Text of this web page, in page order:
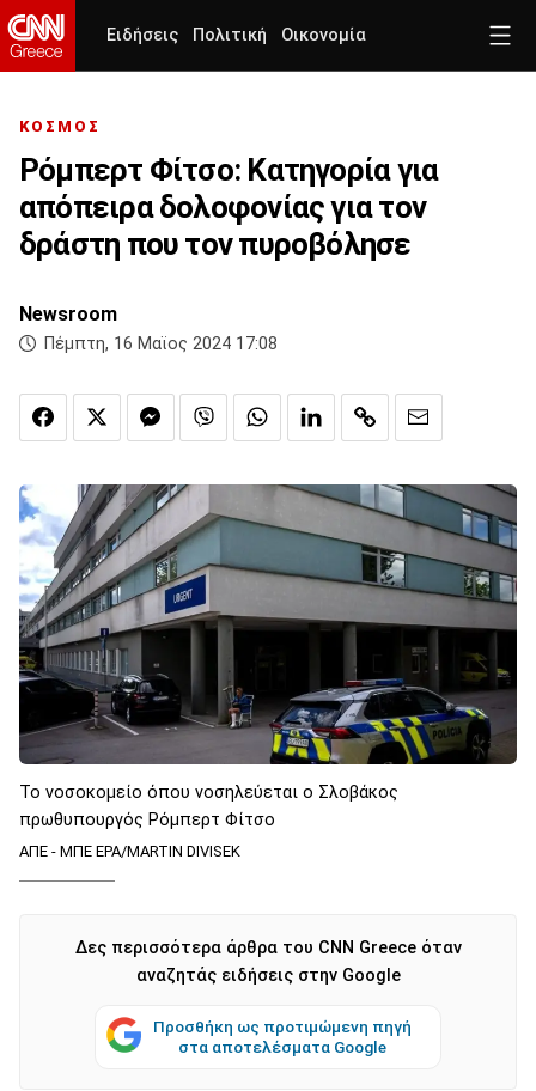
Ειδήσεις Πολιτική Οικονομία
ΚΟΣΜΟΣ
Ρόμπερτ Φίτσο: Κατηγορία για
απόπειρα δολοφονίας για τον
δράστη που τον πυροβόλησε
Newsroom
Πέμπτη, 16 Μαϊος 2024 17:08
Το νοσοκομείο όπου νοσηλεύεται ο Σλοβάκος
πρωθυπουργός Ρόμπερτ Φίτσο
ΑΠΕ - ΜΠΕ EPA/MARTIN DIVISEK
Δες περισσότερα άρθρα του CNN Greece όταν
αναζητάς ειδήσεις στην Google
Προσθήκη ως προτιμώμενη πηγή
στα αποτελέσματα Google